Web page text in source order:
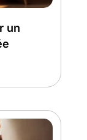
un